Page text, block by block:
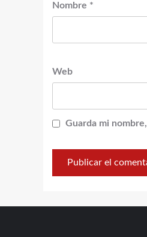
Nombre *
Web
Guarda mi